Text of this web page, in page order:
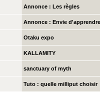
Annonce : Les règles
Annonce : Envie
Otaku expo
KALLAMITY
sanctuary of myth
Tuto : quelle milliput choisir